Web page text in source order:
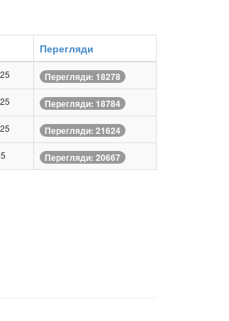
Перегляди
Перегляди: 18278
Перегляди: 18784
Перегляди: 21624
Перегляди: 20667